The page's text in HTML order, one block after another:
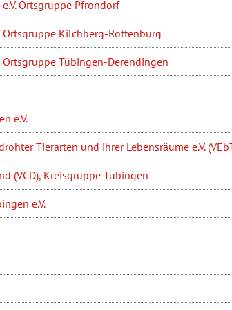
Ortsgruppe Pfrondorf
Kilchberg-Rottenburg
Tübingen-Derendingen
e.V.
Tierarten und ihrer Lebensräume e.V.
(VCD), Kreisgruppe Tübingen
e.V.